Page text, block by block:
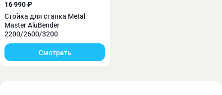
16 990 ₽
Стойка для станка Metal
Master AluBender
2200/2600/3200
Смотреть